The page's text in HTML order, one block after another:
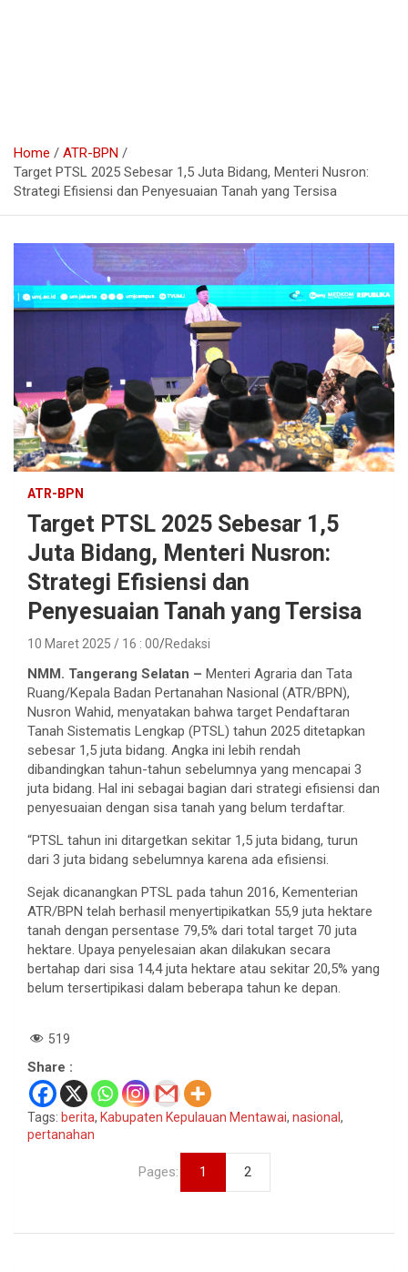
Home
ATR-BPN
Target PTSL 2025 Sebesar 1,5 Juta Bidang, Menteri Nusron:
Strategi Efisiensi dan Penyesuaian Tanah yang Tersisa
ATR-BPN
Target PTSL 2025 Sebesar 1,5
Juta Bidang, Menteri Nusron:
Strategi Efisiensi dan
Penyesuaian Tanah yang Tersisa
10 Maret 2025 / 16 : 00 Redaksi
NMM. Tangerang Selatan – Menteri Agraria dan Tata
Ruang/Kepala Badan Pertanahan Nasional (ATR/BPN),
Nusron Wahid, menyatakan bahwa target Pendaftaran
Tanah Sistematis Lengkap (PTSL) tahun 2025 ditetapkan
sebesar 1,5 juta bidang. Angka ini lebih rendah
dibandingkan tahun-tahun sebelumnya yang mencapai 3
juta bidang. Hal ini sebagai bagian dari strategi efisiensi dan
penyesuaian dengan sisa tanah yang belum terdaftar.
“PTSL tahun ini ditargetkan sekitar 1,5 juta bidang, turun
dari 3 juta bidang sebelumnya karena ada efisiensi.
Sejak dicanangkan PTSL pada tahun 2016, Kementerian
ATR/BPN telah berhasil menyertipikatkan 55,9 juta hektare
tanah dengan persentase 79,5% dari total target 70 juta
hektare. Upaya penyelesaian akan dilakukan secara
bertahap dari sisa 14,4 juta hektare atau sekitar 20,5% yang
belum tersertipikasi dalam beberapa tahun ke depan.
519
Share :
Tags: berita, Kabupaten Kepulauan Mentawai, nasional ,
pertanahan
Pages: 1 2